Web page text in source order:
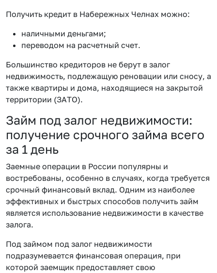
Получить кредит в Набережных Челнах можно:
наличными деньгами;
переводом на расчетный счет.
Большинство кредиторов не берут в залог
недвижимость, подлежащую реновации или сносу, а
также квартиры и дома, находящиеся на закрытой
территории (ЗАТО).
Займ под залог недвижимости:
получение срочного займа всего
за 1 день
Заемные операции в России популярны и
востребованы, особенно в случаях, когда требуется
срочный финансовый вклад. Одним из наиболее
эффективных и быстрых способов получить займ
является использование недвижимости в качестве
залога.
Под займом под залог недвижимости
подразумевается финансовая операция, при
которой заемщик предоставляет свою